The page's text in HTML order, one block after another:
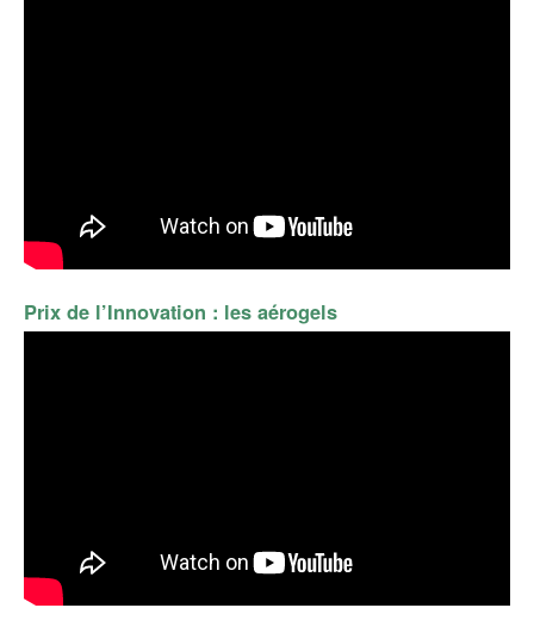
Prix de l’Innovation : les aérogels